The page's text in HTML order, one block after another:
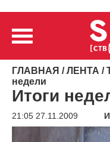
ГЛАВНАЯ /ЛЕНТА /
недели
Итоги
21:05 27.11.2009